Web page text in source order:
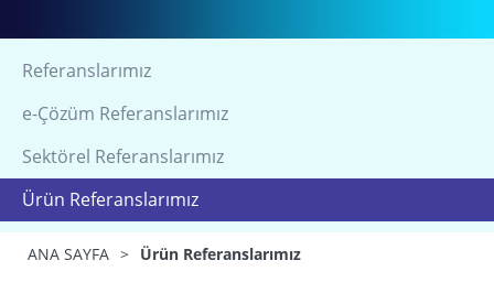
Referanslarımız
e-Çözüm Referanslarımız
Sektörel Referanslarımız
Ürün Referanslarımız
ANA SAYFA > Ürün Referanslarımız